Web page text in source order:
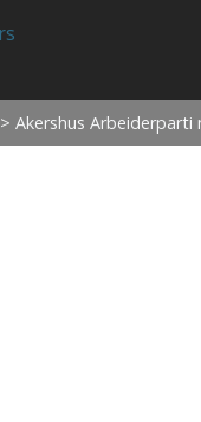
> Akershus Arbeiderparti